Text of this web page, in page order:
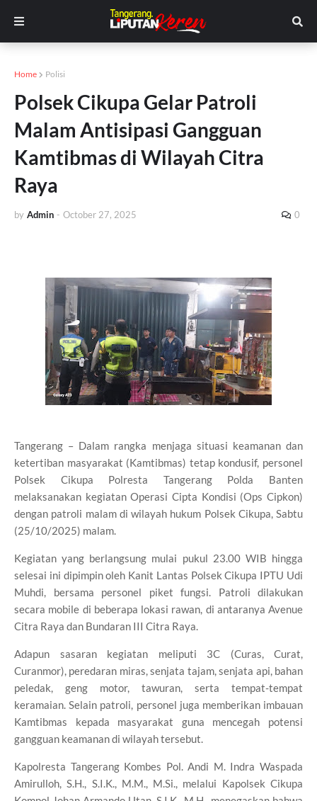
Home Polisi
Polsek Cikupa Gelar Patroli
Malam Antisipasi Gangguan
Kamtibmas di Wilayah Citra
Raya
by Admin - October 27, 2025 0
Tangerang – Dalam rangka menjaga situasi keamanan dan
ketertiban masyarakat (Kamtibmas) tetap kondusif, personel
Polsek Cikupa Polresta Tangerang Polda Banten
melaksanakan kegiatan Operasi Cipta Kondisi (Ops Cipkon)
dengan patroli malam di wilayah hukum Polsek Cikupa, Sabtu
(25/10/2025) malam.
Kegiatan yang berlangsung mulai pukul 23.00 WIB hingga
selesai ini dipimpin oleh Kanit Lantas Polsek Cikupa IPTU Udi
Muhdi, bersama personel piket fungsi. Patroli dilakukan
secara mobile di beberapa lokasi rawan, di antaranya Avenue
Citra Raya dan Bundaran III Citra Raya.
Adapun sasaran kegiatan meliputi 3C (Curas, Curat,
Curanmor), peredaran miras, senjata tajam, senjata api, bahan
peledak, geng motor, tawuran, serta tempat-tempat
keramaian. Selain patroli, personel juga memberikan imbauan
Kamtibmas kepada masyarakat guna mencegah potensi
gangguan keamanan di wilayah tersebut.
Kapolresta Tangerang Kombes Pol. Andi M. Indra Waspada
Amirulloh, S.H., S.I.K., M.M., M.Si., melalui Kapolsek Cikupa